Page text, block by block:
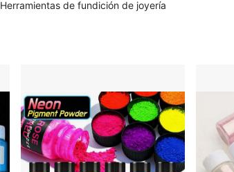
Herramientas de fundición de joyería